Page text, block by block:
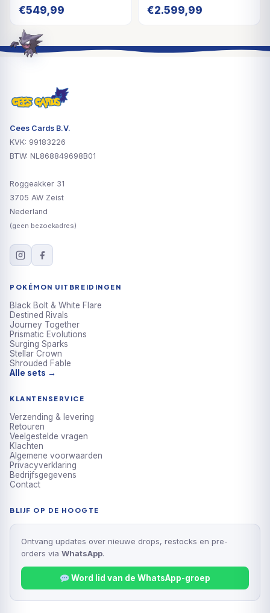
€549,99 €2.599,99
Cees Cards B.V.
KVK: 99183226
BTW: NL868849698B01
Roggeakker 31
3705 AW Zeist
Nederland
(geen bezoekadres)
POKÉMON UITBREIDINGEN
Black Bolt & White Flare
Destined Rivals
Journey Together
Prismatic Evolutions
Surging Sparks
Stellar Crown
Shrouded Fable
Alle sets →
KLANTENSERVICE
Verzending & levering
Retouren
Veelgestelde vragen
Klachten
Algemene voorwaarden
Privacyverklaring
Bedrijfsgegevens
Contact
BLIJF OP DE HOOGTE
Ontvang updates over nieuwe drops, restocks en pre-
orders via WhatsApp.
Word lid van de WhatsApp-groep